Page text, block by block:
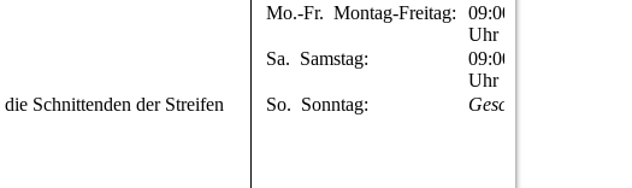
Schnittenden der Streifen
Mo.-Fr. Montag-Freitag:
09:00-17:00
Uhr
Sa. Samstag:
09:00-13:00
Uhr
So. Sonntag: Geschlossen